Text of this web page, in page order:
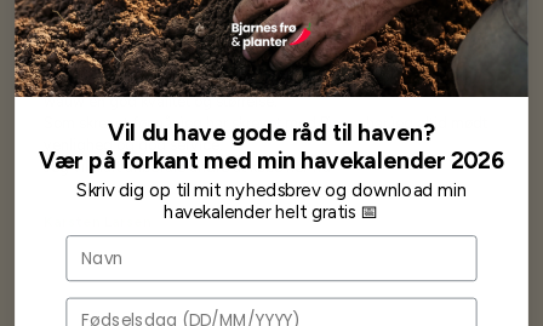
Har altid kun mødt god vejledning og hjælp fra Barney (Bjarne)
Har lige i går modtaget de fineste asparges kroner med posten
wauw en god kvalitet og størrelse.
Som skrevet før når jeg har skrevet med Bjarne har jeg altid mødt
venlighed og god service.
Jeg vil klart anbefale andre at købe her fra
Vil du have gode råd til haven?
Vær på forkant med min havekalender 2026
Skriv dig op til mit nyhedsbrev og download min
havekalender helt gratis 📅
Navn
Fødselsdag